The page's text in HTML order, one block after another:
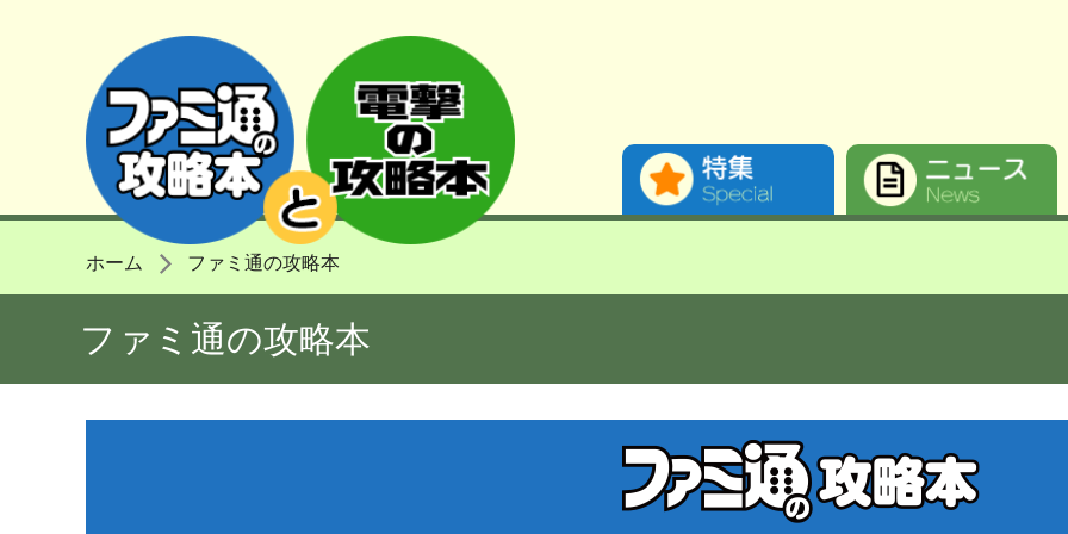
ホーム ファミ通の攻略本
ファミ通の攻略本